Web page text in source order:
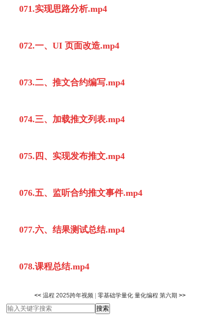
071.实现思路分析.mp4
072.一、UI 页面改造.mp4
073.二、推文合约编写.mp4
074.三、加载推文列表.mp4
075.四、实现发布推文.mp4
076.五、监听合约推文事件.mp4
077.六、结果测试总结.mp4
078.课程总结.mp4
<< 温程 2025跨年视频 | 零基础学量化 量化编程 第六期 >>